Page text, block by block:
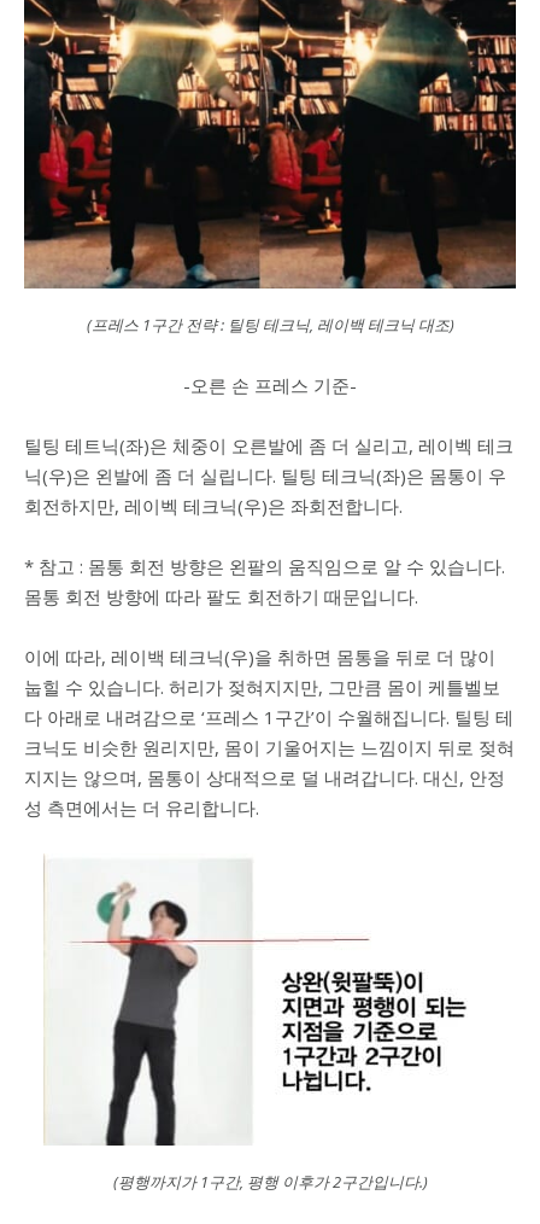
(프레스 1구간 전략 : 틸팅 테크닉, 레이백 테크닉 대조)
-오른 손 프레스 기준-
틸팅 테트닉(좌)은 체중이 오른발에 좀 더 실리고, 레이벡 테크
닉(우)은 왼발에 좀 더 실립니다. 틸팅 테크닉(좌)은 몸통이 우
회전하지만, 레이벡 테크닉(우)은 좌회전합니다.
* 참고 : 몸통 회전 방향은 왼팔의 움직임으로 알 수 있습니다.
몸통 회전 방향에 따라 팔도 회전하기 때문입니다.
이에 따라, 레이백 테크닉(우)을 취하면 몸통을 뒤로 더 많이
눕힐 수 있습니다. 허리가 젖혀지지만, 그만큼 몸이 케틀벨보
다 아래로 내려감으로 ‘프레스 1구간’이 수월해집니다. 틸팅 테
크닉도 비슷한 원리지만, 몸이 기울어지는 느낌이지 뒤로 젖혀
지지는 않으며, 몸통이 상대적으로 덜 내려갑니다. 대신, 안정
성 측면에서는 더 유리합니다.
(평행까지가 1구간, 평행 이후가 2구간입니다.)